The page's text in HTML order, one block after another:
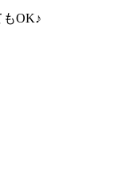
OK♪